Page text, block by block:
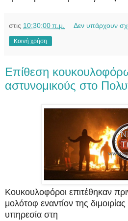
στις 10:30:00 π.μ. Δεν υπάρχουν
Κοινή χρήση
Επίθεση
αστυνομικούς στο
Κουκουλοφόροι επιτέθηκαν
μολότοφ εναντίον της
υπηρεσία στη